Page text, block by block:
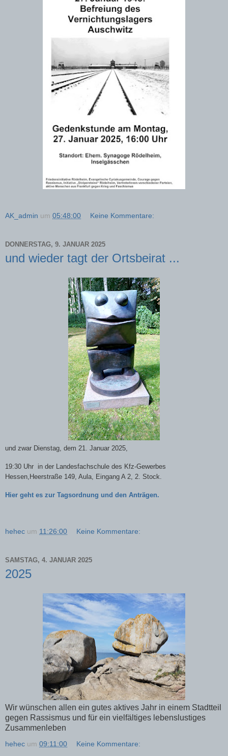
AK_admin um 05:48:00 Keine Kommentare:
DONNERSTAG, 9. JANUAR 2025
und wieder tagt der Ortsbeirat ...
und zwar Dienstag, dem 21. Januar 2025
19:30 Uhr in der Landesfachschule des Kfz-Gewerbes
Hessen,Heerstraße 149, Aula, Eingang A 2, 2. Stock.
Hier geht es zur Tagsordnung und den Anträgen.
hehec um 11:26:00 Keine Kommentare:
SAMSTAG, 4. JANUAR 2025
2025
Wir wünschen allen ein gutes aktives Jahr in einem Stadtteil
gegen Rassismus und für ein vielfältiges lebenslustiges
Zusammenleben
hehec um 09:11:00 Keine Kommentare: